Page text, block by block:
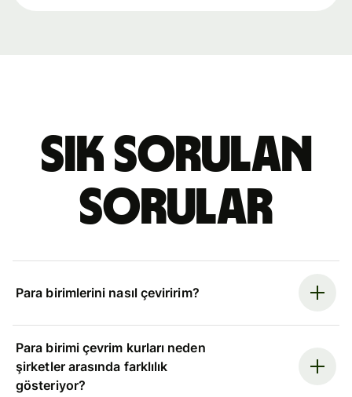
Sık sorulan
sorular
Para birimlerini nasıl çeviririm?
Para birimi çevrim kurları neden
şirketler arasında farklılık
gösteriyor?